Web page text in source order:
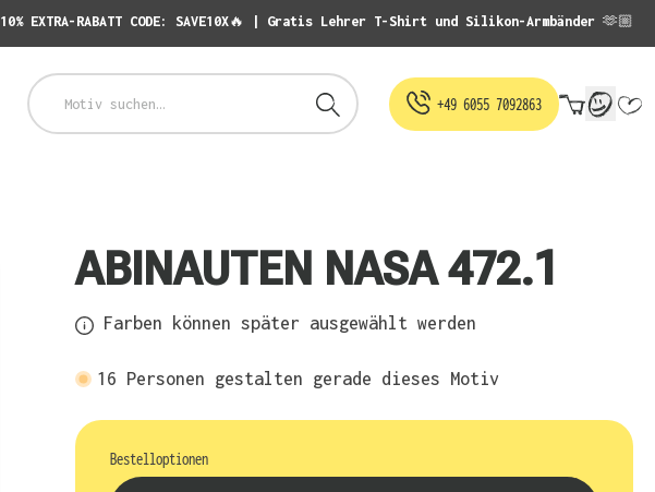
10% EXTRA-RABATT CODE: SAVE10X🔥 | Gratis Lehrer T-Shirt und Silikon-Armbänder 🫶🏼
+49 6055 7092863
ABINAUTEN NASA 472.1
Farben können später ausgewählt werden
16 Personen gestalten gerade dieses Motiv
Bestelloptionen